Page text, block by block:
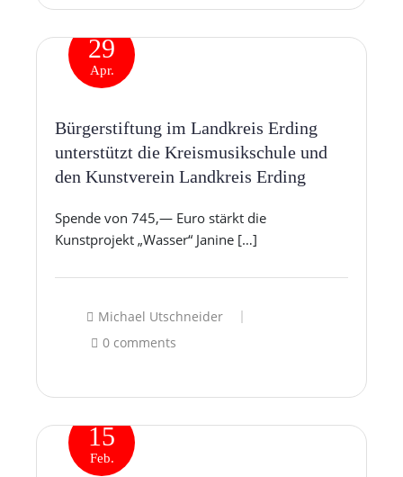
29
Apr.
Bürgerstiftung im Landkreis Erding
unterstützt die Kreismusikschule und
den Kunstverein Landkreis Erding
Spende von 745,— Euro stärkt die
Kunstprojekt „Wasser“ Janine […]
Michael Utschneider
0 comments
15
Feb.